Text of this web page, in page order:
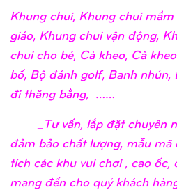
Khung chui, Khung chui
giáo, Khung chui vận động,
chui cho bé, Cà kheo, Cà
bố, Bộ đánh golf, Banh
đi thăng bằng, ……
_Tư vấn, lắp đặt
đảm bảo chất lượng, mẫu
tích các khu vui chơi , cao
mang đến cho quý khách